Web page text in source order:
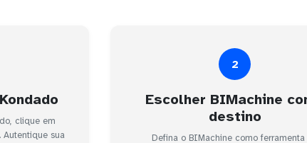
clique em
. Autentique sua
2
Escolher BIMachine
destino
Defina o BIMachine como